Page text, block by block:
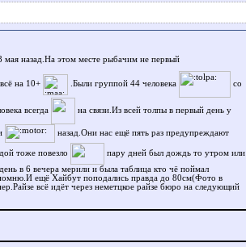
назад.На этом месте рыбачим не первый
на 10+ .Были группой 44 человека со
всегда на связи.Из всей толпы в первый день у
назад.Они нас ещё пять раз предупреждают
тоже повезло
пару дней был дождь то утром или
в 6 вечера мерили и была таблица кто чё поймал
ещё Хайбут поподались правда до 80см(Фото в
всё идёт через неметцкое райзе бюро на следующий